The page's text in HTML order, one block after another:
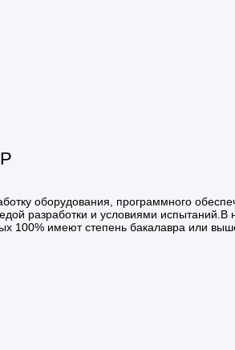
оборудования, программного
разработки и условиями
100% имеют степень бакалавра или